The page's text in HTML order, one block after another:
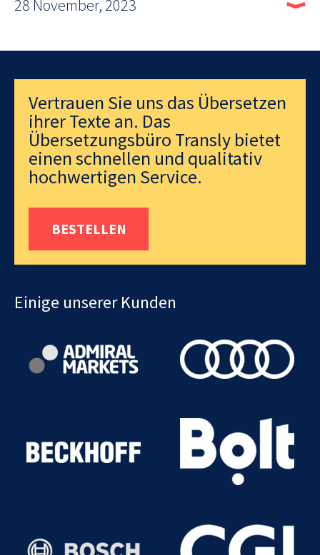
28 November, 2023
Vertrauen Sie uns das Übersetzen
ihrer Texte an. Das
Übersetzungsbüro Transly bietet
einen schnellen und qualitativ
hochwertigen Service.
BESTELLEN
Einige unserer Kunden